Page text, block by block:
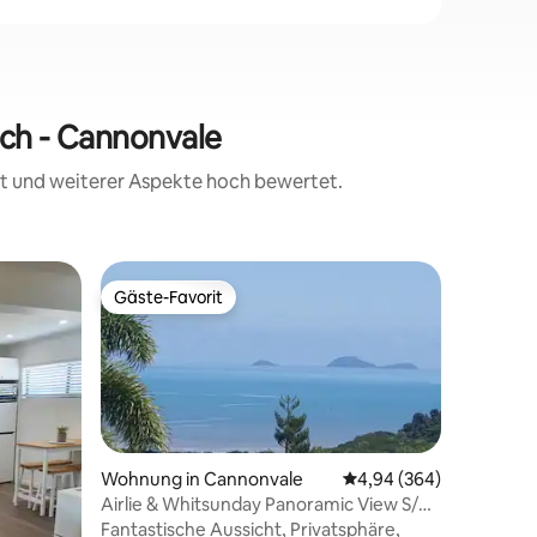
- Cannonvale
und weiterer Aspekte hoch bewertet.
Bewertungen
Gäste-Favorit
Gäste-Favorit
Wohnung in Cannonvale Durchschnittliche
4,94 (364)
Airlie & Whitsunday Panoramic View S/C
Unit-WiFi
Fantastische Aussicht, Privatsphäre,